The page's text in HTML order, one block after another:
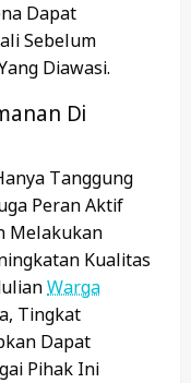
Dapat
Sebelum
Diawasi.
Di
Tanggung
Peran Aktif
Melakukan
Kualitas
Warga
Tingkat
Dapat
Pihak Ini